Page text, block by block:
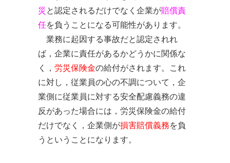
災 と認定されるだけでなく企業が賠償責
任を負うことになる可能性があります。
業務に起因する事故だと認定されれ
ば，企業に責任があるかどうかに関係な
く， 労災保険金の給付がされます。これ
に対し，従業員の心の不調について，企
業側に従業員に対する安全配慮義務の違
反があった場合には，労災保険金の給付
だけでなく，企業側が損害賠償義務を負
うということになります。